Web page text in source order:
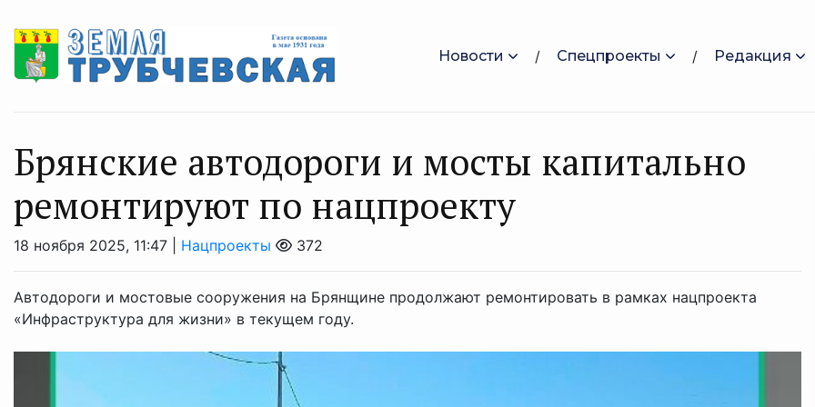
Новости Спецпроекты Редакция
Брянские автодороги и мосты капитально
ремонтируют по нацпроекту
18 ноября 2025, 11:47 | Нацпроекты 372
Автодороги и мостовые сооружения на Брянщине продолжают ремонтировать в рамках нацпроекта
«Инфраструктура для жизни» в текущем году.